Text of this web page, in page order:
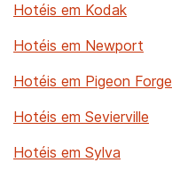
Hotéis em Kodak
Hotéis em Newport
Hotéis em Pigeon Forge
Hotéis em Sevierville
Hotéis em Sylva